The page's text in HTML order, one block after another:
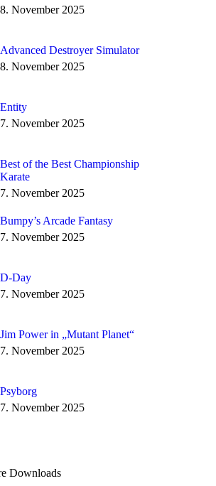
8. November 2025
Advanced Destroyer Simulator
8. November 2025
Entity
7. November 2025
Best of the Best Championship
Karate
7. November 2025
Bumpy’s Arcade Fantasy
7. November 2025
D-Day
7. November 2025
Jim Power in „Mutant Planet“
7. November 2025
Psyborg
7. November 2025
Downloads